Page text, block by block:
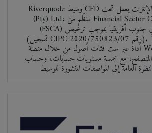
Riverquode وسيط CFD عبر الإنترنت يعمل تحت AzurevistaFX
(Pty) Ltd، منظّم من Financial Sector Conduct Authority
(FSCA) في جنوب أفريقيا بموجب ترخيص FSP رقم 52830
(تسجيل CIPC رقم 2020/750823/07). ويقدّم أكثر من 160
أداة عبر ست فئات أصول من خلال منصة WebTrader العاملة عبر
المتصفح، مع خمسة مستويات حسابات، وحساب demo، ودعم بثماني